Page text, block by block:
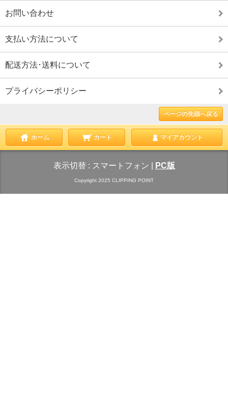
お問い合わせ
支払い方法について
配送方法･送料について
プライバシーポリシー
ページの先頭へ戻る
ホーム カート マイアカウント
表示切替 : スマートフォン PC版
Copyright 2025 CLIPPING POINT